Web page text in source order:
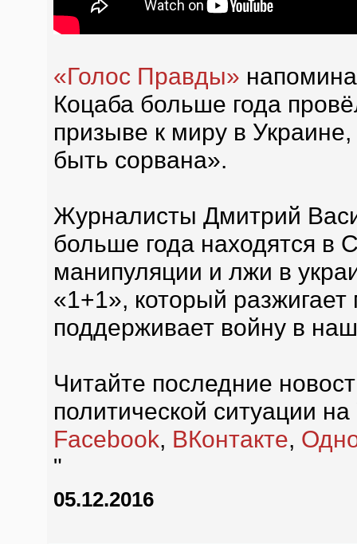
«Голос Правды»
Коцаба больше года
призыве к миру в
быть сорвана».
Журналисты Дмитрий
больше года находятся в
манипуляции и лжи в
«1+1», который
поддерживает войну в
Читайте последние
политической ситуации
Facebook, ВКонтакте,
"
05.12.2016